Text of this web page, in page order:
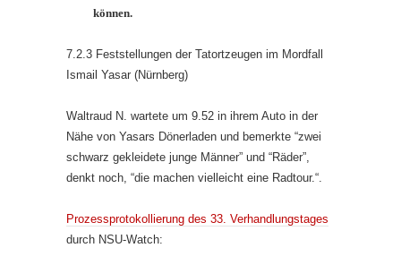
können.
7.2.3 Feststellungen der Tatortzeugen im Mordfall
Ismail Yasar (Nürnberg)
Waltraud N. wartete um 9.52 in ihrem Auto in der
Nähe von Yasars Dönerladen und bemerkte “zwei
schwarz gekleidete junge Männer” und “Räder”,
denkt noch, “die machen vielleicht eine Radtour.“.
Prozessprotokollierung des 33. Verhandlungstages
durch NSU-Watch: